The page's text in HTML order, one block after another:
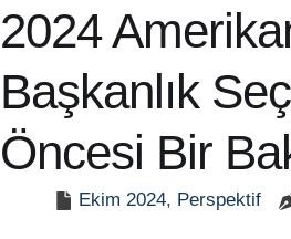
2024
Başkanlık
Öncesi Bir
Ekim 2024, Perspektif